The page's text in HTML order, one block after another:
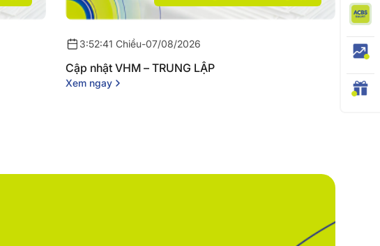
3:52:41 Chiều-07/08/2026
Cập nhật VHM – TRUNG LẬP
Xem ngay